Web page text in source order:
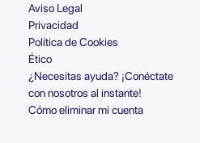
Aviso Legal
Privacidad
Política de Cookies
Ético
¿Necesitas ayuda? ¡Conéctate
con nosotros al instante!
Cómo eliminar mi cuenta